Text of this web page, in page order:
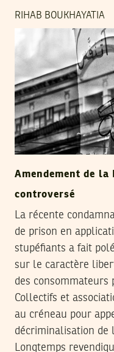
RIHAB BOUKHAYATIA
Amendement de
controversé
La récente
de prison en
stupéfiants a fait
sur le caractère
des
Collectifs et
au créneau pour
décriminalisation de
Longtemps